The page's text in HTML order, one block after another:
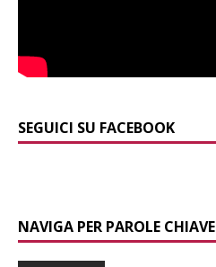
SEGUICI SU FACEBOOK
NAVIGA PER PAROLE CHIAVE